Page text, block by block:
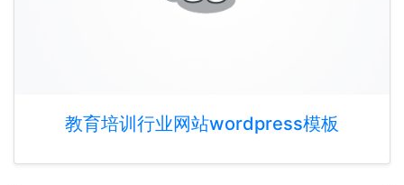
教育培训行业网站wordpress模板